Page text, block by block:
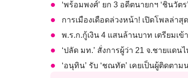
‘พร้อมพงศ์’ ยก 3 อดีตนายกฯ ‘ชินวั
การเมืองเดือดล่วงหน้า! เปิดโพลล่า
พ.ร.ก.กู้เงิน 4 แสนล้านบาท เตรียมเ
‘ปลัด มท.’ สั่งการผู้ว่า 21 จ.ชายแดน
‘อนุทิน’ รับ ‘ชณทัต’ เคยเป็นผู้ติดตา